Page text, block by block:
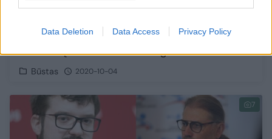
Data Deletion Data Access Privacy Policy
Pinigus ištaškė – muzika palauks: žadėtos
koncertų salės nebus dar ilgai
Būstas 2020-10-04
7